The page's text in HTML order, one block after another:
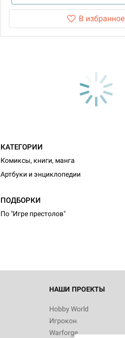
В избранное
КАТЕГОРИИ
Комиксы, книги, манга
Артбуки и энциклопедии
ПОДБОРКИ
По "Игре престолов"
НАШИ ПРОЕКТЫ
Hobby World
Игрокон
Warforge